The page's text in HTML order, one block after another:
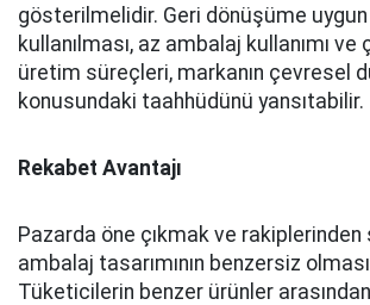
gösterilmelidir. Geri dönüşüme
kullanılması, az ambalaj kullanımı
üretim süreçleri, markanın çevresel
konusundaki taahhüdünü yansıtabilir.
Rekabet Avantajı
Pazarda öne çıkmak ve rakiplerinden
ambalaj tasarımının benzersiz
Tüketicilerin benzer ürünler arasından